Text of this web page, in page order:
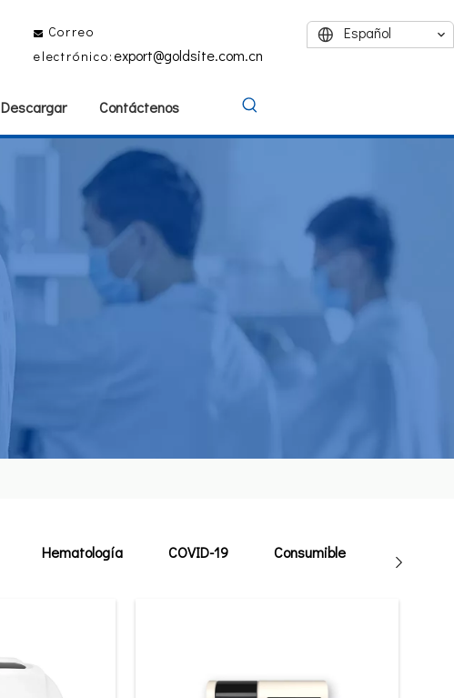

Correo
electrónico: export@goldsite.com.cn
Español
Descargar Contáctenos
Hematología COVID-19 Consumible